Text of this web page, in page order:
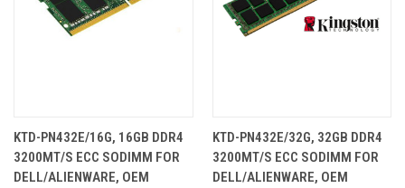
KTD-PN432E/16G, 16GB DDR4
3200MT/S ECC SODIMM FOR
DELL/ALIENWARE, OEM
KTD-PN432E/32G, 32GB DDR4
3200MT/S ECC SODIMM FOR
DELL/ALIENWARE, OEM